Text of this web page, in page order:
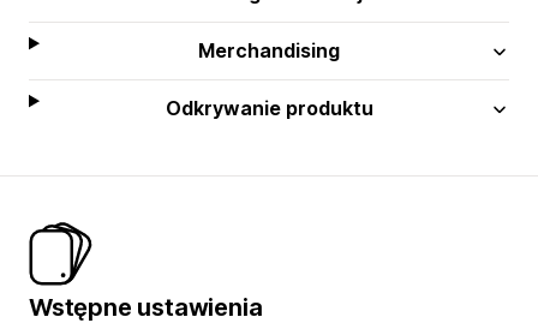
Merchandising
Odkrywanie produktu
Wstępne ustawienia